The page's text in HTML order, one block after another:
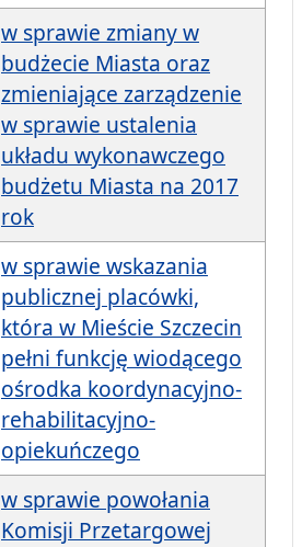
w sprawie zmiany w
budżecie Miasta oraz
zmieniające zarządzenie
w sprawie ustalenia
układu wykonawczego
budżetu Miasta na 2017
rok
w sprawie wskazania
publicznej placówki,
która w Mieście Szczecin
pełni funkcję wiodącego
ośrodka koordynacyjno-
rehabilitacyjno-
opiekuńczego
w sprawie powołania
Komisji Przetargowej